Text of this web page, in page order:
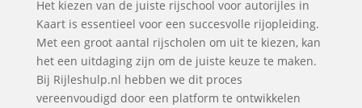
Het kiezen van de juiste rijschool voor autorijles in
Kaart is essentieel voor een succesvolle rijopleiding.
Met een groot aantal rijscholen om uit te kiezen, kan
het een uitdaging zijn om de juiste keuze te maken.
Bij Rijleshulp.nl hebben we dit proces
vereenvoudigd door een platform te ontwikkelen